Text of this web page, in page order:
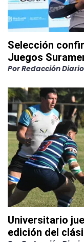
Selección
Juegos
PorRedacción
Universitario
edición del